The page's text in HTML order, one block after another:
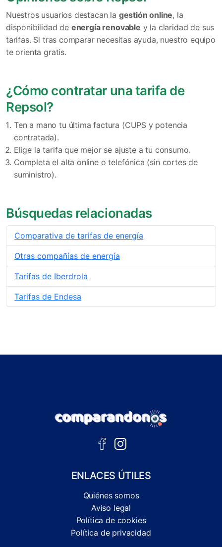
Nuestros usuarios destacan la gestión online, la
disponibilidad de energía renovable y la claridad de sus
tarifas. Si tras comparar necesitas ayuda, nuestro equipo
te orienta gratis.
¿Cómo contratar una tarifa de
Repsol?
Ten a mano tu última factura (CUPS y potencia
contratada).
Elige la tarifa que mejor se ajuste a tu consumo.
Completa el alta online o telefónica (sin cortes de
suministro).
Búsquedas relacionadas
Comparativa de tarifas de energía
Otras compañías de energía
Tarifas de Iberdrola
Tarifas de Endesa
ENLACES ÚTILES
Quiénes somos
Aviso legal
Política de cookies
Política de privacidad